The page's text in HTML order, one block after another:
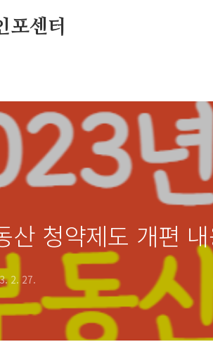
포센터
산 청약제도 개편
2. 27.